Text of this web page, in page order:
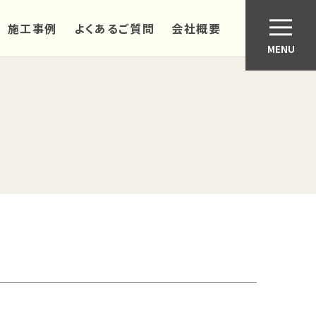
施工事例 よくあるご質問 会社概要
MENU